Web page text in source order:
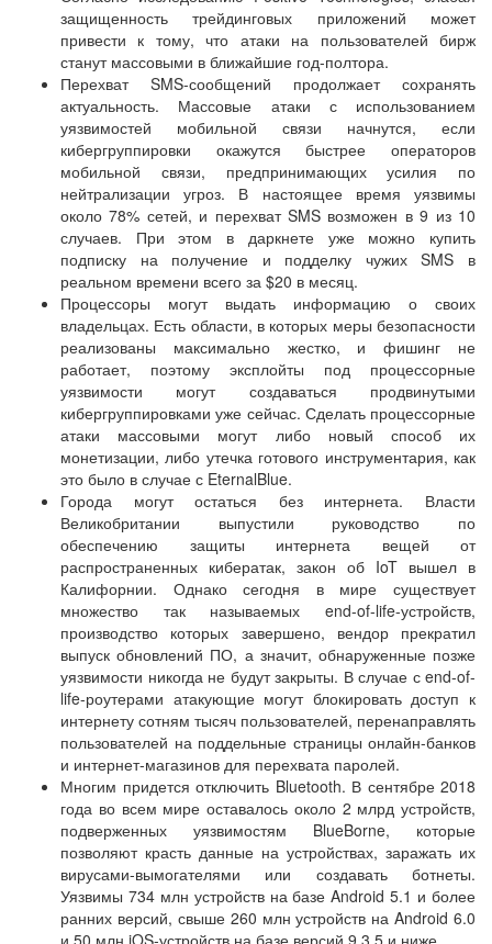
защищенность трейдинговых приложений может
привести к тому, что атаки на пользователей бирж
станут массовыми в ближайшие год-полтора.
Перехват SMS-сообщений продолжает сохранять
актуальность. Массовые атаки с использованием
уязвимостей мобильной связи начнутся, если
кибергруппировки окажутся быстрее операторов
мобильной связи, предпринимающих усилия по
нейтрализации угроз. В настоящее время уязвимы
около 78% сетей, и перехват SMS возможен в 9 из 10
случаев. При этом в даркнете уже можно купить
подписку на получение и подделку чужих SMS в
реальном времени всего за $20 в месяц.
Процессоры могут выдать информацию о своих
владельцах. Есть области, в которых меры безопасности
реализованы максимально жестко, и фишинг не
работает, поэтому эксплойты под процессорные
уязвимости могут создаваться продвинутыми
кибергруппировками уже сейчас. Сделать процессорные
атаки массовыми могут либо новый способ их
монетизации, либо утечка готового инструментария, как
это было в случае с EternalBlue.
Города могут остаться без интернета. Власти
Великобритании выпустили руководство по
обеспечению защиты интернета вещей от
распространенных кибератак, закон об IoT вышел в
Калифорнии. Однако сегодня в мире существует
множество так называемых end-of-life-устройств,
производство которых завершено, вендор прекратил
выпуск обновлений ПО, а значит, обнаруженные позже
уязвимости никогда не будут закрыты. В случае с end-of-
life-роутерами атакующие могут блокировать доступ к
интернету сотням тысяч пользователей, перенаправлять
пользователей на поддельные страницы онлайн-банков
и интернет-магазинов для перехвата паролей.
Многим придется отключить Bluetooth. В сентябре 2018
года во всем мире оставалось около 2 млрд устройств,
подверженных уязвимостям BlueBorne, которые
позволяют красть данные на устройствах, заражать их
вирусами-вымогателями или создавать ботнеты.
Уязвимы 734 млн устройств на базе Android 5.1 и более
ранних версий, свыше 260 млн устройств на Android 6.0
и 50 млн iOS-устройств на базе версий 9.3.5 и ниже.